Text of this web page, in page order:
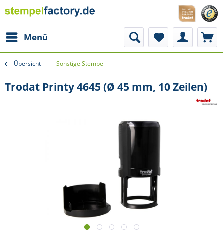
Menü
Übersicht Sonstige Stempel
Trodat Printy 4645 (Ø 45 mm, 10 Zeilen)